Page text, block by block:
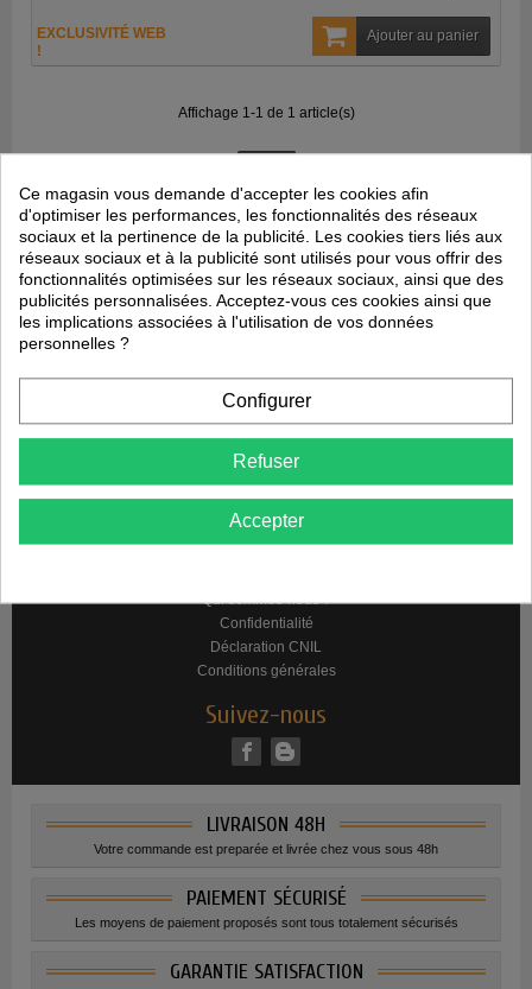
EXCLUSIVITÉ WEB
!
Ajouter au panier
Affichage 1-1 de 1 article(s)
CRESCENDO
+33 1 47 41 29 18
commercial@sas-crescendo.com
Informations
Nos prestations
Support PrestaShop
Nos produits
Partenaires
Qui sommes-nous ?
Confidentialité
Déclaration CNIL
Conditions générales
Suivez-nous
LIVRAISON 48H
Votre commande est preparée et livrée chez vous sous 48h
PAIEMENT SÉCURISÉ
Les moyens de paiement proposés sont tous totalement sécurisés
GARANTIE SATISFACTION
Ce magasin vous demande d'accepter les cookies afin
d'optimiser les performances, les fonctionnalités des réseaux
sociaux et la pertinence de la publicité. Les cookies tiers liés aux
réseaux sociaux et à la publicité sont utilisés pour vous offrir des
fonctionnalités optimisées sur les réseaux sociaux, ainsi que des
publicités personnalisées. Acceptez-vous ces cookies ainsi que
les implications associées à l'utilisation de vos données
personnelles ?
Configurer
Refuser
Accepter